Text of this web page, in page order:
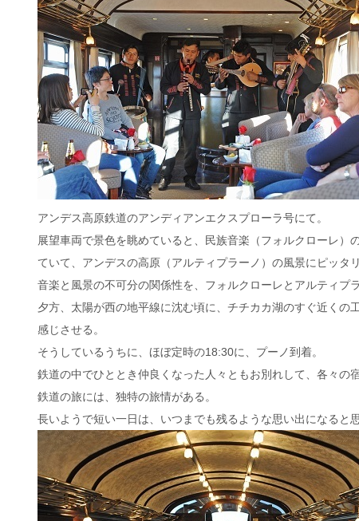
アンデス高原鉄道のアンディアンエクスプローラ号にて。
展望車両で景色を眺めていると、民族音楽（フォルクローレ
ていて、アンデスの高原（アルティプラーノ）の風景にピッタリ
音楽と風景の不可分の関係性を、フォルクローレとアルティプ
夕方、太陽が西の地平線に沈む頃に、チチカカ湖のすぐ近く
感じさせる。
そうしているうちに、ほぼ定時の18:30に、プーノ到着。
鉄道の中でひととき仲良くなった人々ともお別れして、各々の
鉄道の旅には、独特の旅情がある。
長いようで短い一日は、いつまでも残るような思い出になると